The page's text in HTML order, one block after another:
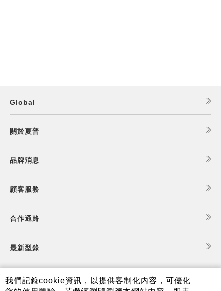
Global
關於夏普
品牌消息
顧客服務
合作通路
最新型錄
食譜查詢
我們記錄cookie資訊，以提供客制化內容，可優化